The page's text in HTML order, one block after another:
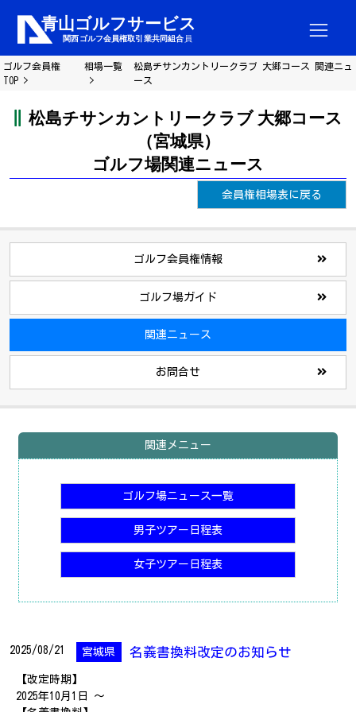
ゴルフ会員権
TOP
相場一覧
松島チサンカントリークラブ 大郷コース 関連ニュ
ース
松島チサンカントリークラブ 大郷コース
（宮城県）
ゴルフ場関連ニュース
会員権相場表に戻る
ゴルフ会員権情報
ゴルフ場ガイド
関連ニュース
お問合せ
関連メニュー
ゴルフ場ニュース一覧
男子ツアー日程表
女子ツアー日程表
2025/08/21 宮城県 名義書換料改定のお知らせ
【改定時期】
2025年10月1日 ～